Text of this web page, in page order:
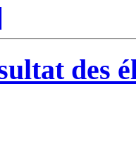
des